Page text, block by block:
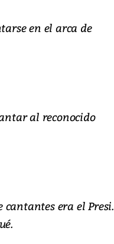
en el arca de
al reconocido
era el Presi.